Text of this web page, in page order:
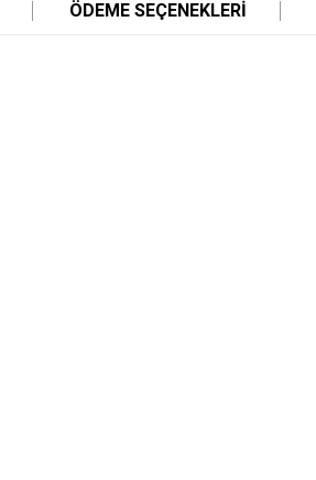
ÖDEME SEÇENEKLERI